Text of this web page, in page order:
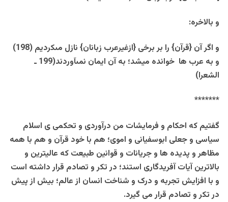
و بالاخره:
و اگر آن {قرآن} را بر برخى {ازغيرعرب زبانان} نازل مى‏كرديم (198)
و به عرب ها خوانده میشد؛ به آن ايمان نمى‏آوردند(199 ـ
الشعرا)
*******
گفتیم که احکام و فرمایشات من درآوردی و تحکمی ی اسلام
سیاسی و جعلی ابوسفیانی و اموی؛ هم با خود قرآن و هم با همه
مظاهر و پدیده ها و جریانات و قوانین طبیعت که عالیترین و
بالاترین آیات آفریدگاری استند؛ در تکر و تصادم قرار داشته است
و با افزایش تجربه و درک و شناخت انسان از عالم؛ بیش از پیش
در تکر و تصادم قرار می گیرد.